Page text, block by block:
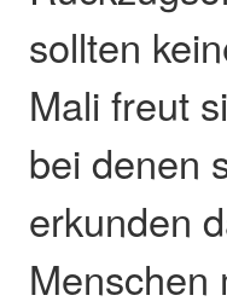
sollten
Mali freut
bei denen
erkunden
Menschen